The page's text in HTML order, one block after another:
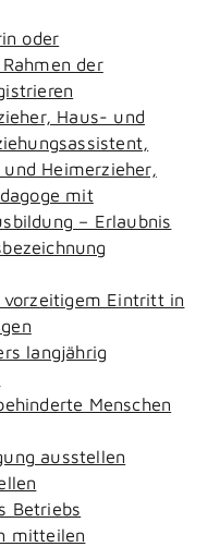
oder
der
Haus- und
Heimerzieher,
mit
– Erlaubnis
Eintritt in
langjährig
Menschen
ausstellen
Betriebs
mitteilen